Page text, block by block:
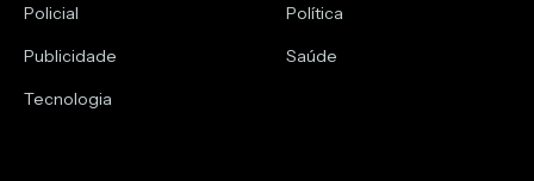
Policial
Política
Publicidade
Saúde
Tecnologia